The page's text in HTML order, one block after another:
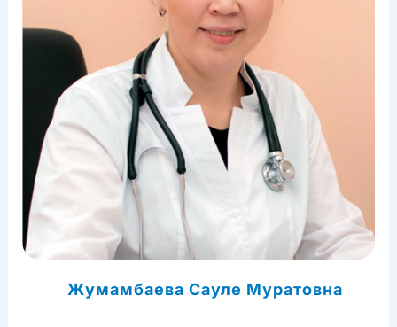
Жумамбаева Сауле Муратовна